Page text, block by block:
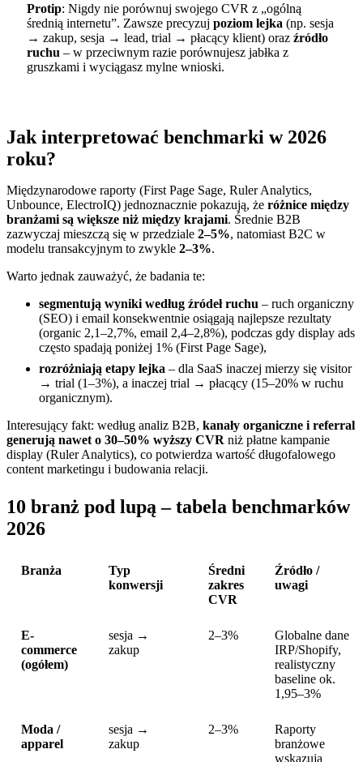
Protip: Nigdy nie porównuj swojego CVR z „ogólną
średnią internetu”. Zawsze precyzuj poziom lejka (np. sesja
→ zakup, sesja → lead, trial → płacący klient) oraz źródło
ruchu – w przeciwnym razie porównujesz jabłka z
gruszkami i wyciągasz mylne wnioski.
Jak interpretować benchmarki w 2026
roku?
Międzynarodowe raporty (First Page Sage, Ruler Analytics,
Unbounce, ElectroIQ) jednoznacznie pokazują, że różnice między
branżami są większe niż między krajami. Średnie B2B
zazwyczaj mieszczą się w przedziale 2–5%, natomiast B2C w
modelu transakcyjnym to zwykle 2–3%.
Warto jednak zauważyć, że badania te:
segmentują wyniki według źródeł ruchu – ruch organiczny
(SEO) i email konsekwentnie osiągają najlepsze rezultaty
(organic 2,1–2,7%, email 2,4–2,8%), podczas gdy display ads
często spadają poniżej 1% (First Page Sage),
rozróżniają etapy lejka – dla SaaS inaczej mierzy się visitor
→ trial (1–3%), a inaczej trial → płacący (15–20% w ruchu
organicznym).
Interesujący fakt: według analiz B2B, kanały organiczne i referral
generują nawet o 30–50% wyższy CVR niż płatne kampanie
display (Ruler Analytics), co potwierdza wartość długofalowego
content marketingu i budowania relacji.
10 branż pod lupą – tabela benchmarków
2026
Branża
Typ
konwersji
Średni
zakres
CVR
Źródło /
uwagi
E-
commerce
(ogółem)
sesja →
zakup
2–3%
Globalne dane
IRP/Shopify,
realistyczny
baseline ok.
1,95–3%
Moda /
apparel
sesja →
zakup
2–3%
Raporty
branżowe
wskazują